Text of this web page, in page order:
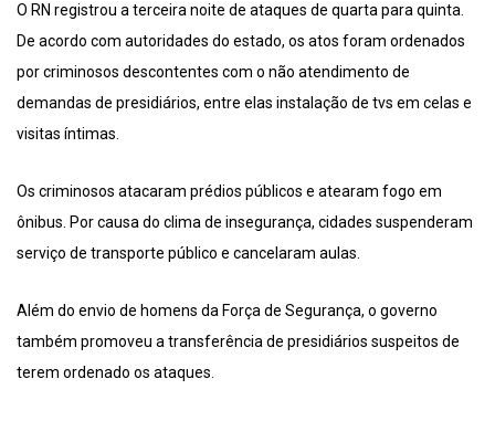
O RN registrou a terceira noite de ataques de quarta para quinta.
De acordo com autoridades do estado, os atos foram ordenados
por criminosos descontentes com o não atendimento de
demandas de presidiários, entre elas instalação de tvs em celas e
visitas íntimas.
Os criminosos atacaram prédios públicos e atearam fogo em
ônibus. Por causa do clima de insegurança, cidades suspenderam
serviço de transporte público e cancelaram aulas.
Além do envio de homens da Força de Segurança, o governo
também promoveu a transferência de presidiários suspeitos de
terem ordenado os ataques.